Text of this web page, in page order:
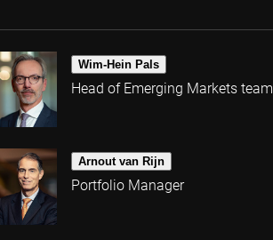
Wim-Hein Pals
Head of Emerging Markets team
Arnout van Rijn
Portfolio Manager